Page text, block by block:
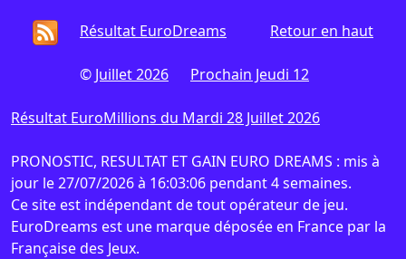
Retour en haut
Résultat EuroDreams
© Juillet 2026 Prochain Jeudi 12
Résultat EuroMillions du Mardi 28 Juillet 2026
PRONOSTIC, RESULTAT ET GAIN EURO DREAMS : mis à
jour le 27/07/2026 à 16:03:06 pendant 4 semaines.
Ce site est indépendant de tout opérateur de jeu.
EuroDreams est une marque déposée en France par la
Française des Jeux.